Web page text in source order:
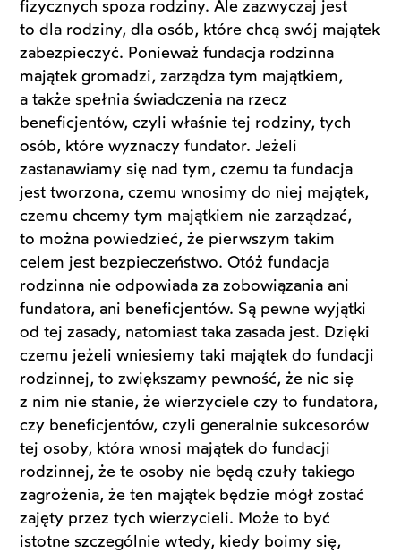
fizycznych spoza rodziny. Ale zazwyczaj jest
to dla rodziny, dla osób, które chcą swój majątek
zabezpieczyć. Ponieważ fundacja rodzinna
majątek gromadzi, zarządza tym majątkiem,
a także spełnia świadczenia na rzecz
beneficjentów, czyli właśnie tej rodziny, tych
osób, które wyznaczy fundator. Jeżeli
zastanawiamy się nad tym, czemu ta fundacja
jest tworzona, czemu wnosimy do niej majątek,
czemu chcemy tym majątkiem nie zarządzać,
to można powiedzieć, że pierwszym takim
celem jest bezpieczeństwo. Otóż fundacja
rodzinna nie odpowiada za zobowiązania ani
fundatora, ani beneficjentów. Są pewne wyjątki
od tej zasady, natomiast taka zasada jest. Dzięki
czemu jeżeli wniesiemy taki majątek do fundacji
rodzinnej, to zwiększamy pewność, że nic się
z nim nie stanie, że wierzyciele czy to fundatora,
czy beneficjentów, czyli generalnie sukcesorów
tej osoby, która wnosi majątek do fundacji
rodzinnej, że te osoby nie będą czuły takiego
zagrożenia, że ten majątek będzie mógł zostać
zajęty przez tych wierzycieli. Może to być
istotne szczególnie wtedy, kiedy boimy się,